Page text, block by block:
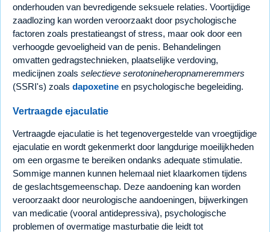
onderhouden van bevredigende seksuele relaties. Voortijdige
zaadlozing kan worden veroorzaakt door psychologische
factoren zoals prestatieangst of stress, maar ook door een
verhoogde gevoeligheid van de penis. Behandelingen
omvatten gedragstechnieken, plaatselijke verdoving,
medicijnen zoals selectieve serotonineheropnameremmers
(SSRI's) zoals dapoxetine en psychologische begeleiding.
Vertraagde ejaculatie
Vertraagde ejaculatie is het tegenovergestelde van vroegtijdige
ejaculatie en wordt gekenmerkt door langdurige moeilijkheden
om een orgasme te bereiken ondanks adequate stimulatie.
Sommige mannen kunnen helemaal niet klaarkomen tijdens
de geslachtsgemeenschap. Deze aandoening kan worden
veroorzaakt door neurologische aandoeningen, bijwerkingen
van medicatie (vooral antidepressiva), psychologische
problemen of overmatige masturbatie die leidt tot